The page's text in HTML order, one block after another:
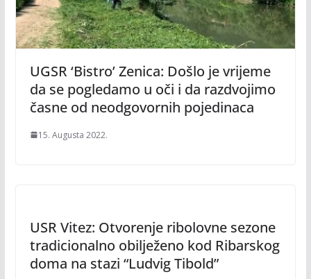
UGSR ‘Bistro’ Zenica: Došlo je vrijeme
da se pogledamo u oči i da razdvojimo
časne od neodgovornih pojedinaca
15. Augusta 2022.
USR Vitez: Otvorenje ribolovne sezone
tradicionalno obilježeno kod Ribarskog
doma na stazi “Ludvig Tibold”